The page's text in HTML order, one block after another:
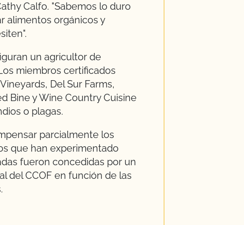
Calfo. "Sabemos lo duro
alimentos orgánicos y
un agricultor de
miembros certificados
Del Sur Farms,
Bine y Wine Country Cuisine
o plagas.
parcialmente los
que han experimentado
fueron concedidas por un
del CCOF en función de las